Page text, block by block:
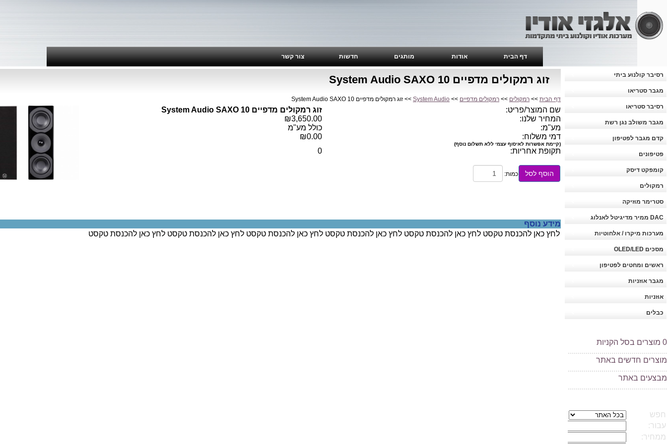
דף הבית אודות מותגים חדשות צור קשר
רסיבר קולנוע ביתי
מגבר סטריאו
רסיבר סטריאו
מגבר משולב נגן רשת
קדם מגבר לפטיפון
פטיפונים
קומפקט דיסק
רמקולים
סטרימר מוזיקה
DAC ממיר מדיגיטל לאנלוג
מערכות מיקרו / אלחוטיות
מסכים OLED/LED
ראשים ומחטים לפטיפון
מגבר אוזניות
אוזניות
כבלים
0 מוצרים בסל הקניות
..................................................
מוצרים חדשים באתר
..................................................
מבצעים באתר
..................................................
זוג רמקולים מדפיים System Audio SAXO 10
דף הבית >> רמקולים >> רמקולים מדפיים >>
System Audio >> זוג רמקולים מדפיים System Audio SAXO 10
שם המוצר/פריט:
זוג רמקולים מדפיים System Audio SAXO 10
המחיר שלנו:
₪3,650.00
מע"מ:
כולל מע"מ
דמי משלוח:
₪0.00
(קיימת אפשרות לאיסוף עצמי ללא תשלום נוסף)
תקופת אחריות: 0
הוסף לסל כמות:
מידע נוסף
לחץ כאן להכנסת טקסט לחץ כאן להכנסת טקסט לחץ כאן להכנסת טקסט לחץ כאן להכנסת טקסט לחץ כאן להכנסת טקסט לחץ כאן להכנסת טקסט